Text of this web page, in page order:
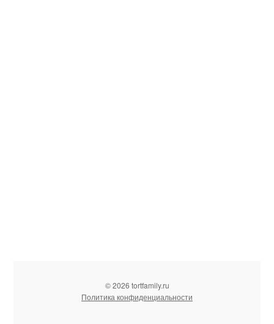
© 2026 tortfamily.ru
Политика конфиденциальности